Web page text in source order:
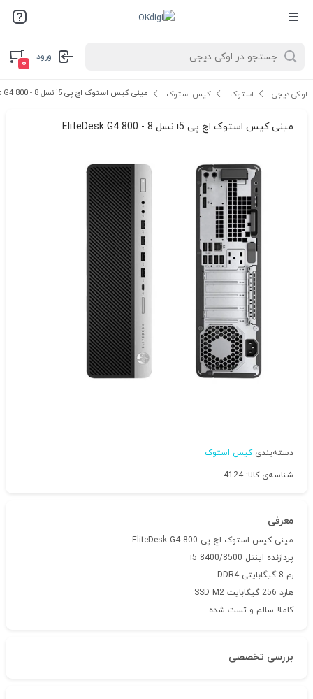
ورود
۰
اوکی دیجی استوک کیس استوک مینی کیس استوک اچ پی i5 نسل 8 - EliteDesk G4 800
مینی کیس استوک اچ پی i5 نسل 8 - EliteDesk G4 800
دسته‌بندی کیس استوک
شناسه‌ی کالا: 4124
معرفی
مینی کیس استوک اچ پی EliteDesk G4 800
پردازنده اینتل i5 8400/8500
رم 8 گیگابایتی DDR4
هارد 256 گیگابایت SSD M2
کاملا سالم و تست شده
بررسی تخصصی